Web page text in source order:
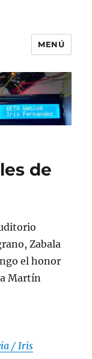
MENÚ
de
Zabala
el honor
Martín
/ Iris